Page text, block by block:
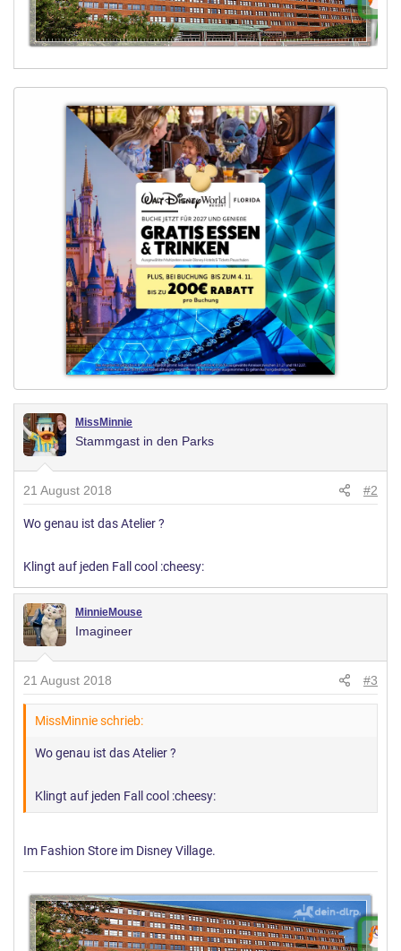
MissMinnie
Stammgast in den Parks
21 August 2018 #2
Wo genau ist das Atelier ?
Klingt auf jeden Fall cool :cheesy:
MinnieMouse
Imagineer
21 August 2018 #3
MissMinnie schrieb:
Wo genau ist das Atelier ?
Klingt auf jeden Fall cool :cheesy:
Im Fashion Store im Disney Village.